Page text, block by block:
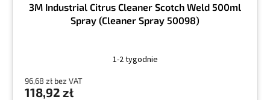
3M Industrial Citrus Cleaner Scotch Weld 500ml
Spray (Cleaner Spray 50098)
1-2 tygodnie
96,68 zł bez VAT
118,92 zł